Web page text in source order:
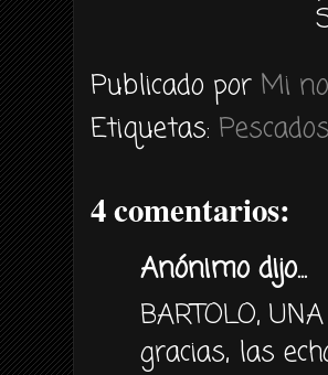
Publicado por Mi
Etiquetas: Pescados
4 comentarios:
Anónimo dijo...
BARTOLO,
gracias, las